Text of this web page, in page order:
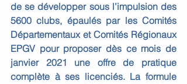
de se développer sous l’impulsion des
5600 clubs, épaulés par les Comités
Départementaux et Comités Régionaux
EPGV pour proposer dès ce mois de
janvier 2021 une offre de pratique
complète à ses licenciés. La formule